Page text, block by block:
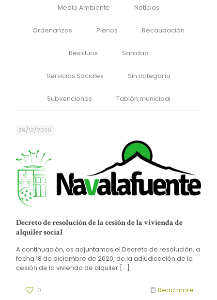
Medio Ambiente Noticias
Ordenanzas Plenos Recaudación
Residuos Sanidad
Servicios Sociales Sin categoría
Subvenciones Tablón municipal
29/12/2020
Decreto de resolución de la cesión de la vivienda de
alquiler social
A continuación, os adjuntamos el Decreto de resolución, a
fecha 18 de diciembre de 2020, de la adjudicación de la
cesión de la vivienda de alquiler […]
0 Read more